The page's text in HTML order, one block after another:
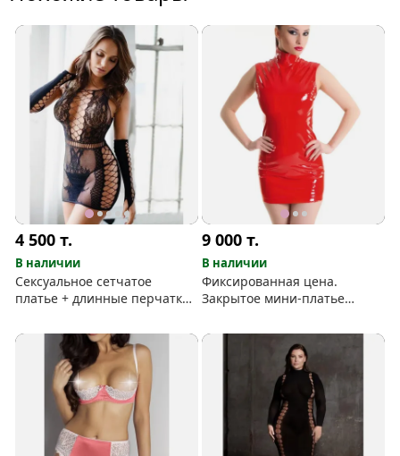
4 500т.
В наличии
Сексуальное сетчатое
платье + длинные перчатки-
9 000т.
В наличии
Фиксированная цена.
Закрытое мини-платье